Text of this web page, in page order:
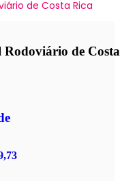
de Costa Rica
Rodoviário de Costa